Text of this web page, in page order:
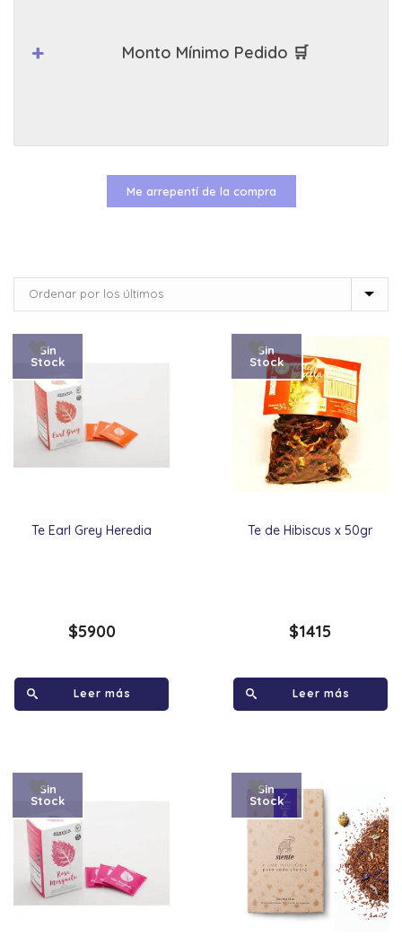
Te Earl Grey Heredia
Sin
Stock
$5900
Leer más
Te de Hibiscus x 50gr
Sin
Stock
$1415
Leer más
Sin
Stock
Sin
Stock
Monto Mínimo Pedido 🛒
Me arrepentí de la compra